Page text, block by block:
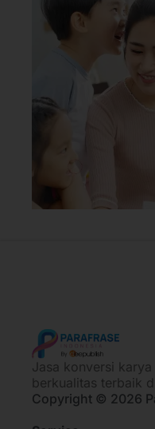
Jasa konversi
berkualitas terbaik
Copyright © 2026